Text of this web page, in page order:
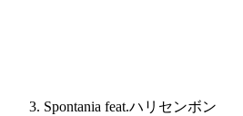
Spontania feat.ハリセンボン